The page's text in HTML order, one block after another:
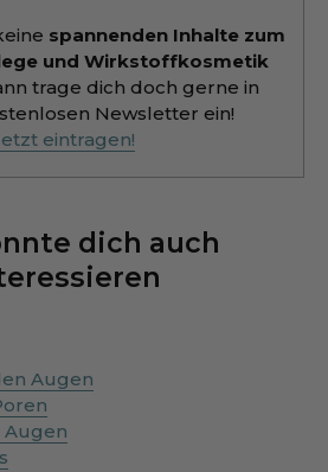
spannenden Inhalte zum
und Wirkstoffkosmetik
trage dich doch gerne in
Newsletter ein!
eintragen!
dich auch
Augen
Augen